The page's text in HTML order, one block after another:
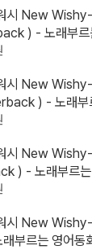
시 New
) - 노래부르
시 New
) - 노래부
시 New
) - 노래부르는
시 New
부르는 영어동